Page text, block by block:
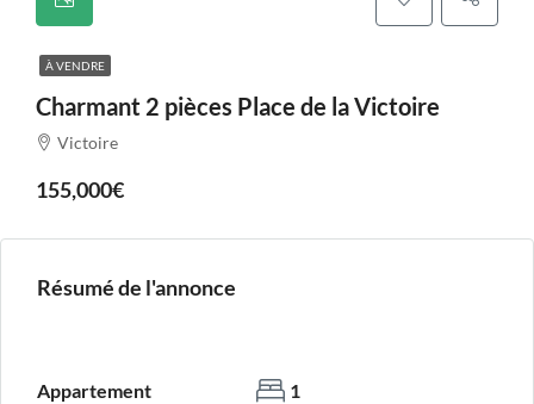
À VENDRE
Charmant 2 pièces Place de la Victoire
Victoire
155,000€
Résumé de l'annonce
Appartement 1